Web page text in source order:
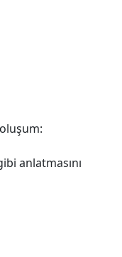
anlatmasını